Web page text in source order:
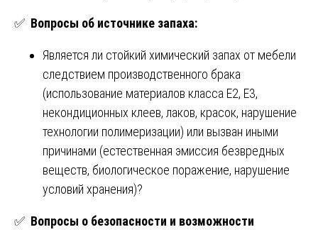
✅ Вопросы об источнике запаха:
Является ли стойкий химический запах от мебели
следствием производственного брака
(использование материалов класса E2, E3,
некондиционных клеев, лаков, красок, нарушение
технологии полимеризации) или вызван иными
причинами (естественная эмиссия безвредных
веществ, биологическое поражение, нарушение
условий хранения)?
✅ Вопросы о безопасности и возможности